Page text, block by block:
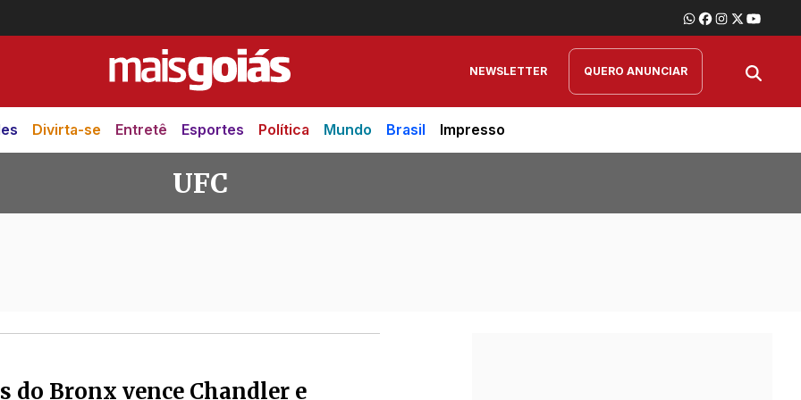
NEWSLETTER QUERO ANUNCIAR
Divirta-se Entretê Esportes Política Mundo Brasil Impresso
UFC
do Bronx vence Chandler e